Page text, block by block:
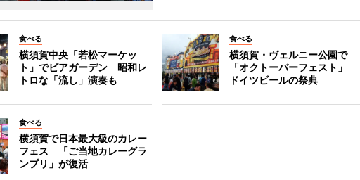
食べる
横須賀中央「若松マーケッ
ト」でビアガーデン 昭和レ
トロな「流し」演奏も
食べる
横須賀・ヴェルニー公園で
「オクトーバーフェスト」
ドイツビールの祭典
食べる
横須賀で日本最大級のカレー
フェス 「ご当地カレーグラ
ンプリ」が復活